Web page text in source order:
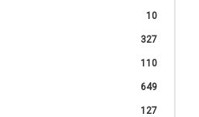
10
327
110
649
127